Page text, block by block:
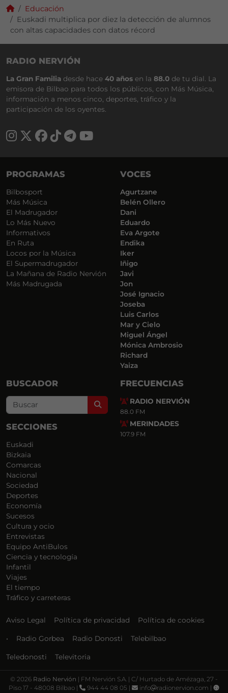
Educación
Euskadi multiplica por diez la detección de alumnos
con altas capacidades con datos récord
RADIO NERVIÓN
La Gran Familia desde hace 40 años en la 88.0 de tu dial. La
emisora de Bilbao para todos los públicos, con Más Música,
información a menos cinco, deportes, tráfico y la
participación de los oyentes.
PROGRAMAS
Bilbosport
Más Música
El Madrugador
Lo Más Nuevo
Informativos
En Ruta
Locos por la Música
El Supermadrugador
La Mañana de Radio Nervión
Más Madrugada
VOCES
Agurtzane
Belén Ollero
Dani
Eduardo
Eva Argote
Endika
Iker
Iñigo
Javi
Jon
José Ignacio
Joseba
Luis Carlos
Mar y Cielo
Miguel Ángel
Mónica Ambrosio
Richard
Yaiza
BUSCADOR
Search
SECCIONES
Euskadi
Bizkaia
Comarcas
Nacional
Sociedad
Deportes
Economía
Sucesos
Cultura y ocio
Entrevistas
Equipo AntiBulos
Ciencia y tecnología
Infantil
Viajes
El tiempo
Tráfico y carreteras
FRECUENCIAS
RADIO NERVIÓN
88.0 FM
MERINDADES
107.9 FM
Aviso Legal Política de privacidad Política de cookies
• Radio Gorbea Radio Donosti Telebilbao
Teledonosti Televitoria
© 2026 Radio Nervión | FM Nervión S.A. | C/ Hurtado de Amézaga, 27 -
Piso 17 - 48008 Bilbao |
944 44 08 05 | info
radionervion.com |